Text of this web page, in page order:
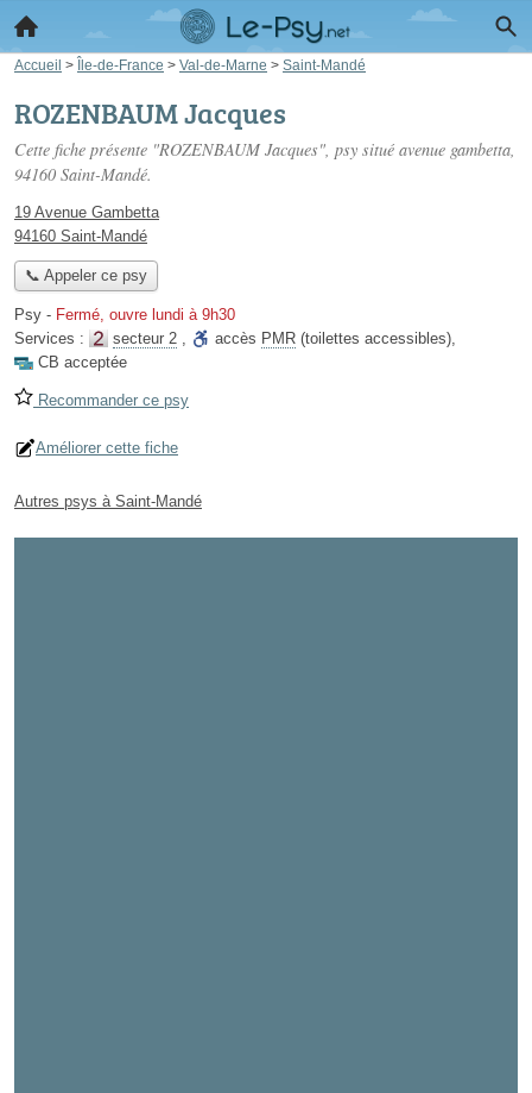
Accueil > Île-de-France > Val-de-Marne > Saint-Mandé
ROZENBAUM Jacques
Cette fiche présente "ROZENBAUM Jacques", psy situé avenue gambetta,
94160 Saint-Mandé.
19 Avenue Gambetta
94160 Saint-Mandé
📞 Appeler ce psy
Psy - Fermé, ouvre lundi à 9h30
Services :
secteur 2 , accès PMR (toilettes accessibles),
CB acceptée
Recommander ce psy
Améliorer cette fiche
Autres psys à Saint-Mandé